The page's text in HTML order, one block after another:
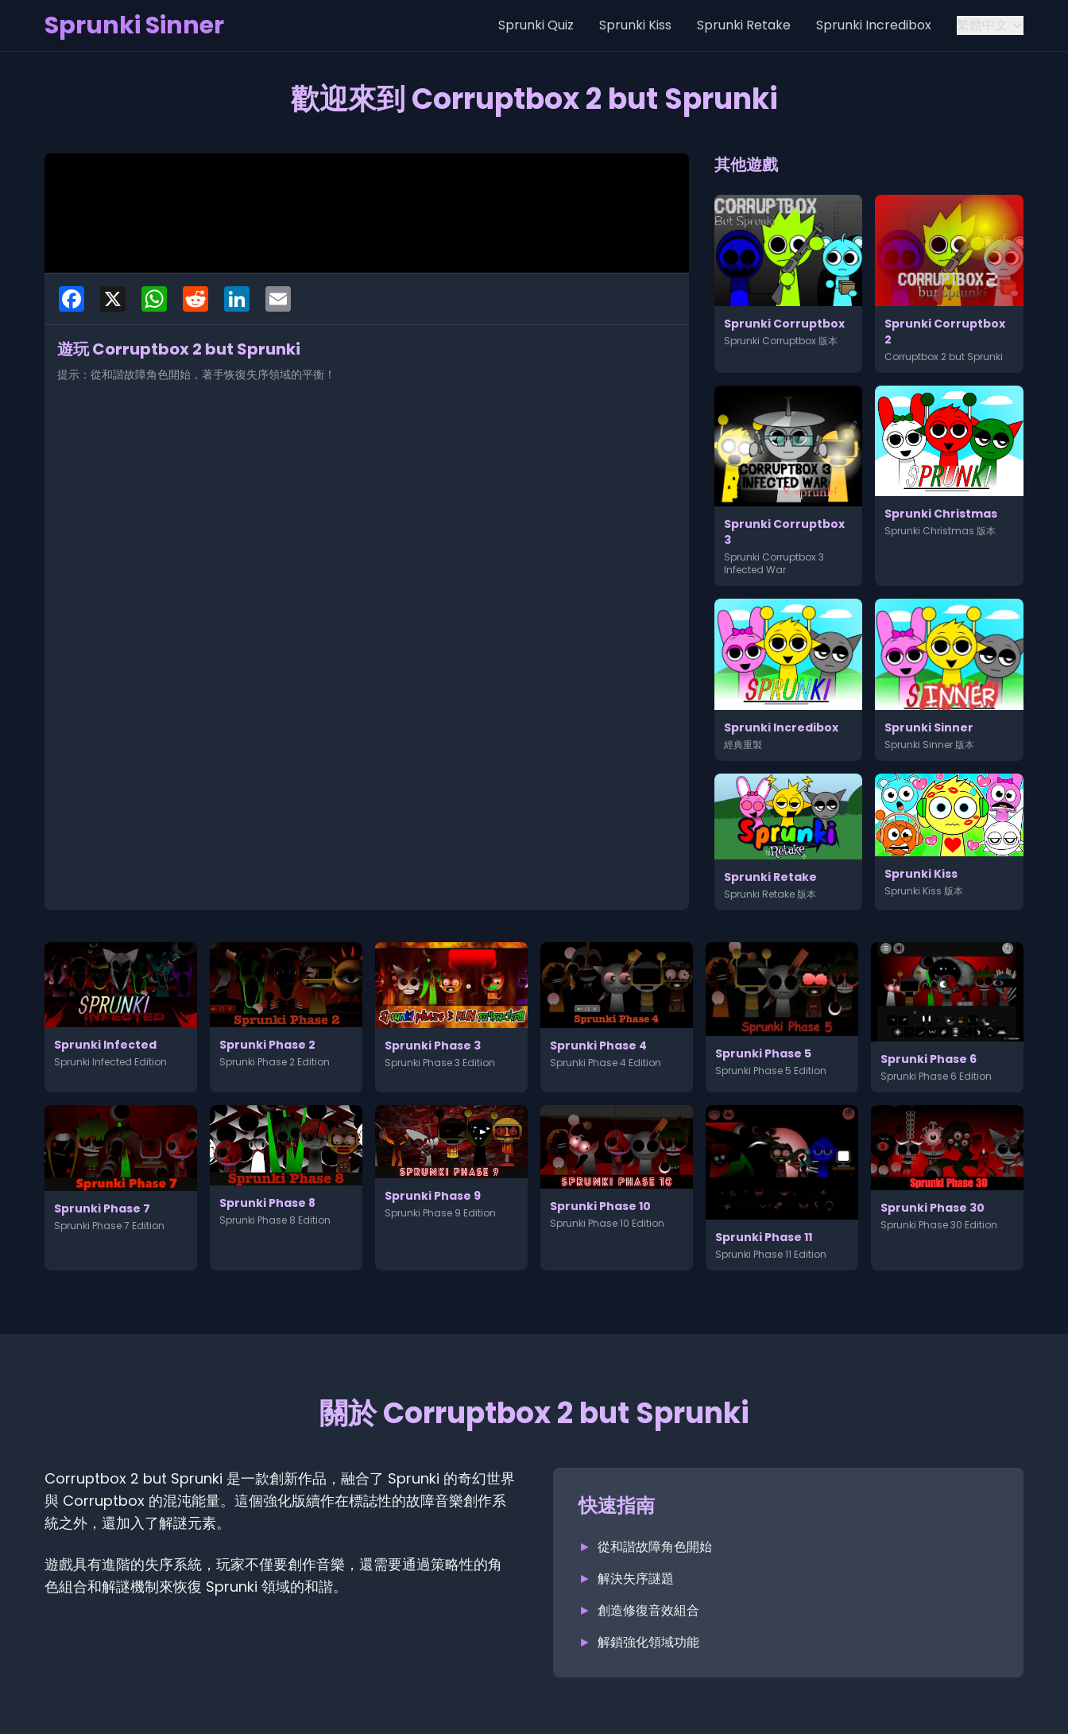
Sprunki Sinner Sprunki Quiz Sprunki Kiss Sprunki Retake Sprunki Incredibox 繁體中文
歡迎來到 Corruptbox 2 but Sprunki
Facebook WhatsAppReddit LinkedIn
遊玩 Corruptbox 2 but Sprunki
提示：從和諧故障角色開始，著手恢復失序領域的平衡！
其他遊戲
Sprunki Corruptbox
Sprunki Corruptbox 版本
Sprunki Corruptbox
2
Corruptbox 2 but Sprunki
Sprunki Corruptbox
3
Sprunki Corruptbox 3
Infected War
Sprunki Christmas
Sprunki Christmas 版本
Sprunki Incredibox
經典重製
Sprunki Sinner
Sprunki Sinner 版本
Sprunki Retake
Sprunki Retake 版本
Sprunki Kiss
Sprunki Kiss 版本
Sprunki Infected
Sprunki Infected Edition
Sprunki Phase 2
Sprunki Phase 2 Edition
Sprunki Phase 3
Sprunki Phase 3 Edition
Sprunki Phase 4
Sprunki Phase 4 Edition
Sprunki Phase 5
Sprunki Phase 5 Edition
Sprunki Phase 6
Sprunki Phase 6 Edition
Sprunki Phase 7
Sprunki Phase 7 Edition
Sprunki Phase 8
Sprunki Phase 8 Edition
Sprunki Phase 9
Sprunki Phase 9 Edition Sprunki Phase 10
Sprunki Phase 10 Edition
Sprunki Phase 11
Sprunki Phase 11 Edition
Sprunki Phase 30
Sprunki Phase 30 Edition
關於 Corruptbox 2 but Sprunki
Corruptbox 2 but Sprunki 是一款創新作品，融合了 Sprunki 的奇幻世界
與 Corruptbox 的混沌能量。這個強化版續作在標誌性的故障音樂創作系
統之外，還加入了解謎元素。
遊戲具有進階的失序系統，玩家不僅要創作音樂，還需要通過策略性的角
色組合和解謎機制來恢復 Sprunki 領域的和諧。
快速指南
► 從和諧故障角色開始
► 解決失序謎題
► 創造修復音效組合
► 解鎖強化領域功能